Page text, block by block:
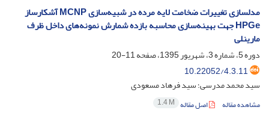
مدلسازی تغییرات ضخامت لایه مرده در شبیه‌سازی M‌CNP آشکارساز
HPGe جهت بهینه‌سازی محاسبه بازده شمارش نمونه‌های داخل ظرف
مارینلی
دوره 5، شماره 3، شهریور 1395، صفحه
11-20
10.22052/4.3.11
سید محمد مدرسی؛ سید فرهاد مسعودی
مشاهده مقاله اصل مقاله 1.4 M